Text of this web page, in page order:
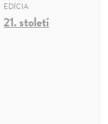
EDÍCIA
21. století